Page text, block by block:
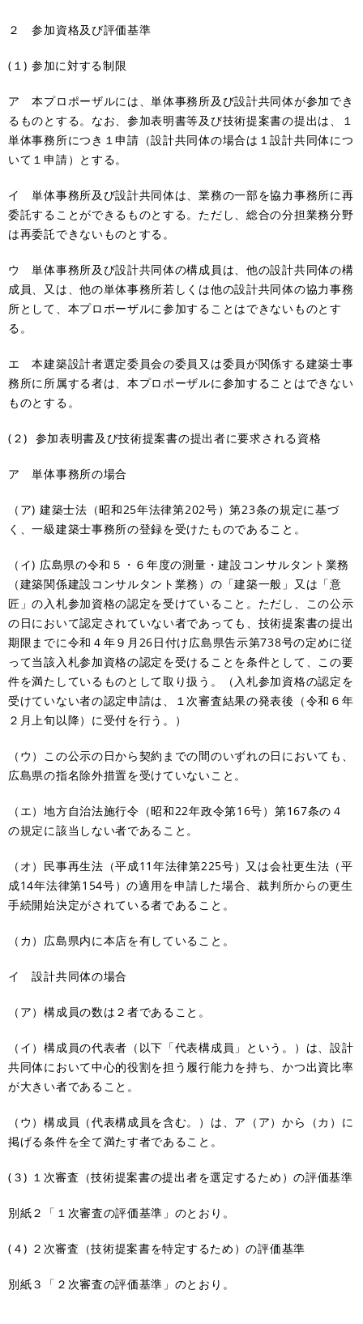
２ 参加資格及び評価基準
(１) 参加に対する制限
ア 本プロポーザルには、単体事務所及び設計共同体が参加でき
るものとする。なお、参加表明書等及び技術提案書の提出は、１
単体事務所につき１申請（設計共同体の場合は１設計共同体につ
いて１申請）とする。
イ 単体事務所及び設計共同体は、業務の一部を協力事務所に再
委託することができるものとする。ただし、総合の分担業務分野
は再委託できないものとする。
ウ 単体事務所及び設計共同体の構成員は、他の設計共同体の構
成員、又は、他の単体事務所若しくは他の設計共同体の協力事務
所として、本プロポーザルに参加することはできないものとす
る。
エ 本建築設計者選定委員会の委員又は委員が関係する建築士事
務所に所属する者は、本プロポーザルに参加することはできない
ものとする。
(２) 参加表明書及び技術提案書の提出者に要求される資格
ア 単体事務所の場合
（ア) 建築士法（昭和25年法律第202号）第23条の規定に基づ
く、一級建築士事務所の登録を受けたものであること。
（イ) 広島県の令和５・６年度の測量・建設コンサルタント業務
（建築関係建設コンサルタント業務）の「建築一般」又は「意
匠」の入札参加資格の認定を受けていること。ただし、この公示
の日において認定されていない者であっても、技術提案書の提出
期限までに令和４年９月26日付け広島県告示第738号の定めに従
って当該入札参加資格の認定を受けることを条件として、この要
件を満たしているものとして取り扱う。（入札参加資格の認定を
受けていない者の認定申請は、１次審査結果の発表後（令和６年
２月上旬以降）に受付を行う。）
（ウ）この公示の日から契約までの間のいずれの日においても、
広島県の指名除外措置を受けていないこと。
（エ）地方自治法施行令（昭和22年政令第16号）第167条の４
の規定に該当しない者であること。
（オ）民事再生法（平成11年法律第225号）又は会社更生法（平
成14年法律第154号）の適用を申請した場合、裁判所からの更生
手続開始決定がされている者であること。
（カ）広島県内に本店を有していること。
イ 設計共同体の場合
（ア）構成員の数は２者であること。
（イ）構成員の代表者（以下「代表構成員」という。）は、設計
共同体において中心的役割を担う履行能力を持ち、かつ出資比率
が大きい者であること。
（ウ）構成員（代表構成員を含む。）は、ア（ア）から（カ）に
掲げる条件を全て満たす者であること。
(３) １次審査（技術提案書の提出者を選定するため）の評価基準
別紙２「１次審査の評価基準」のとおり。
(４) ２次審査（技術提案書を特定するため）の評価基準
別紙３「２次審査の評価基準」のとおり。